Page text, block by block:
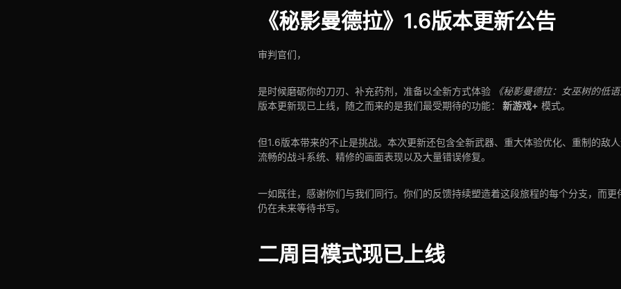
《秘影曼德拉》1.6版本更新公告
审判官们，
是时候磨砺你的刀刃、补充药剂，准备以全新方式体验 《秘影曼德拉：女巫树的低语
版本更新现已上线，随之而来的是我们最受期待的功能：
新游戏+ 模式。
但1.6版本带来的不止是挑战。本次更新还包含全新武器、重大体验优化、重制的敌
流畅的战斗系统、精修的画面表现以及大量错误修复。
一如既往，感谢你们与我们同行。你们的反馈持续塑造着这段旅程的每个分支，而更
仍在未来等待书写。
二周目模式现已上线